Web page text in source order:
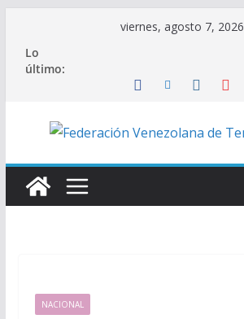
contenido
viernes, agosto 7, 2026
Lo
último:
NACIONAL